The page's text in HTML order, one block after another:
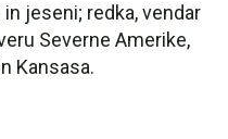
jeseni; redka, vendar
Severne Amerike,
Kansasa.